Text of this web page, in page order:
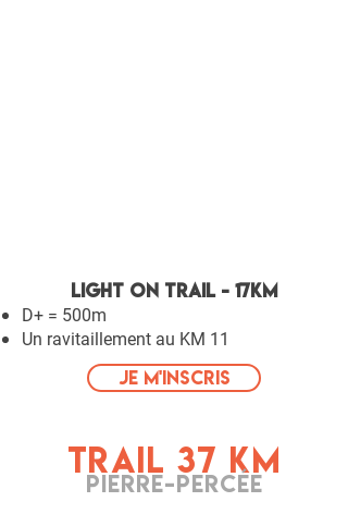
LIGHT ON TRAIL - 17km
D+ = 500m
Un ravitaillement au KM 11
Je m'inscris
TRAIL 37 KM
PIERRE-PERCÉE